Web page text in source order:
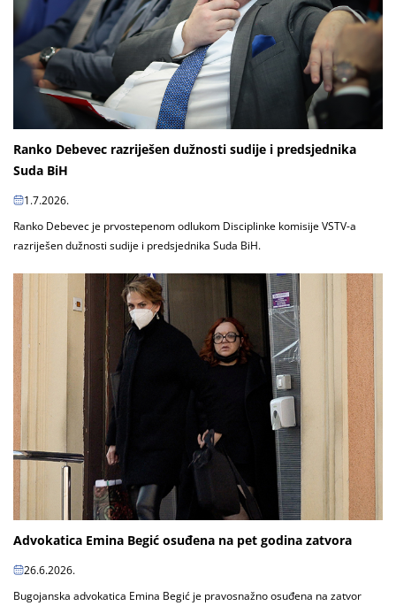
Ranko Debevec razriješen dužnosti sudije i predsjednika
Suda BiH
1.7.2026.
Ranko Debevec je prvostepenom odlukom Disciplinke komisije VSTV-a
razriješen dužnosti sudije i predsjednika Suda BiH.
Advokatica Emina Begić osuđena na pet godina zatvora
26.6.2026.
Bugojanska advokatica Emina Begić je pravosnažno osuđena na zatvor